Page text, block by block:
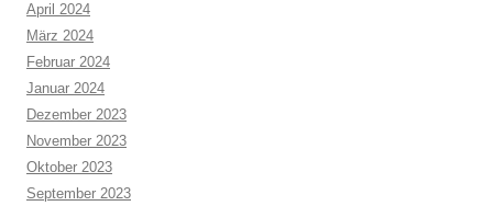
April 2024
März 2024
Februar 2024
Januar 2024
Dezember 2023
November 2023
Oktober 2023
September 2023